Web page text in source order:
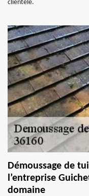
clientèle.
Démoussage de
l’entreprise
domaine